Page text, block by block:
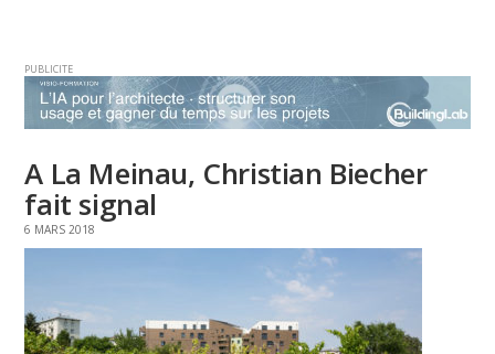
PUBLICITE
A La Meinau, Christian Biecher
fait signal
6 MARS 2018